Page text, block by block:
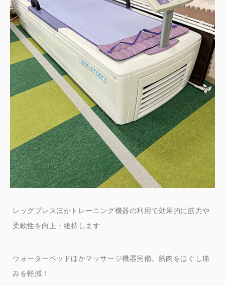
レッグプレスほかトレーニング機器の利用で効果的に筋力や
柔軟性を向上・維持します
ウォーターベッドほかマッサージ機器完備。筋肉をほぐし痛
みを軽減！